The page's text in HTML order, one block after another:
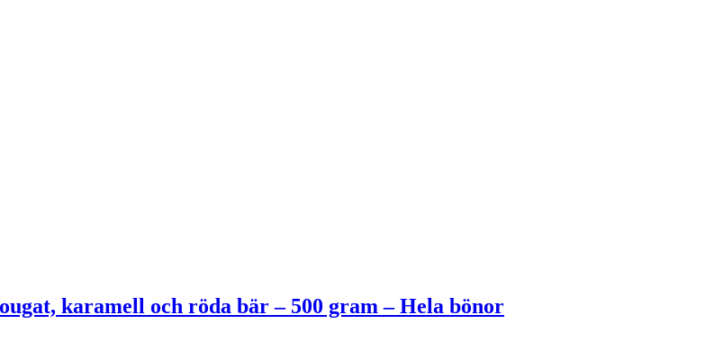
karamell och röda bär – 500 gram – Hela bönor